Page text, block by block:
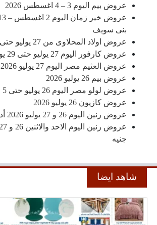
عروض بيم اليوم 3 – 4 اغسطس 2026
بنى سويف
عروض اولاد المحلاوى من 27 يوليو حتى 5 اغسطس 2026
عروض كارفور اليوم 27 يوليو حتى 29 يوليو 2026 الفريش
عروض العثيم مصر اليوم 27 يوليو 2026
عروض بيم 26 يوليو 2026
عروض لولو مصر اليوم 26 يوليو حتى 5 اغسطس 2026
عروض كازيون 26 يوليو 2026
عروض رنين اليوم 26 و 27 يوليو 2026 أدوات منزلية
جنيه
شاهد ايضا